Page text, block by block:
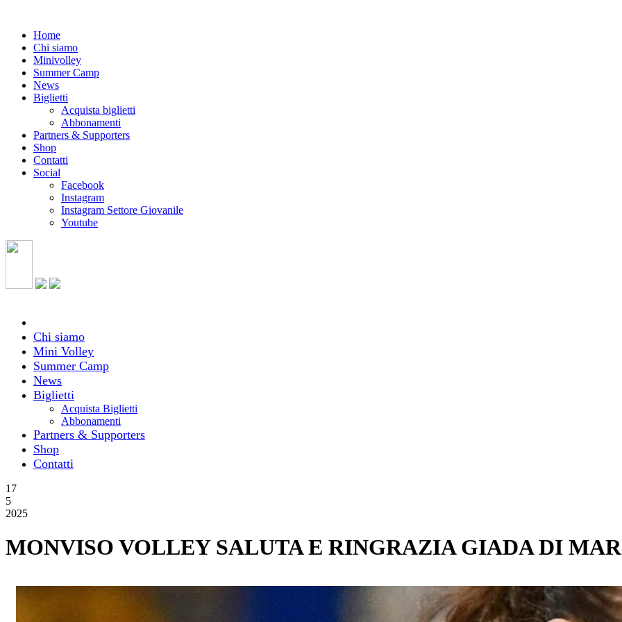
Home
Chi siamo
Minivolley
Summer Camp
News
Biglietti
Acquista biglietti
Abbonamenti
Partners & Supporters
Shop
Contatti
Social
Facebook
Instagram
Instagram Settore Giovanile
Youtube
Chi siamo
Mini Volley
Summer Camp
News
Biglietti
Acquista Biglietti
Abbonamenti
Partners & Supporters
Shop
Contatti
17
5
2025
MONVISO VOLLEY SALUTA E RINGRAZIA GIADA DI